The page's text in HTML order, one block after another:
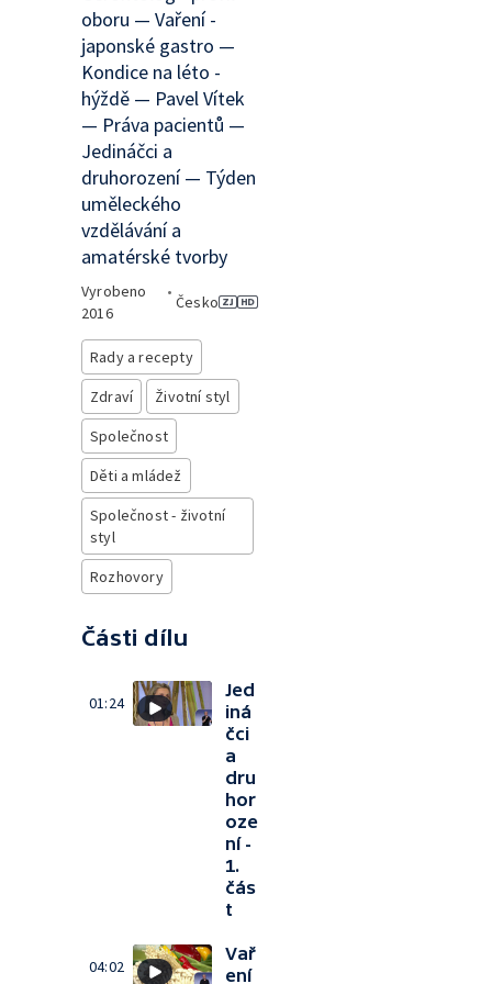
oboru — Vaření -
japonské gastro —
Kondice na léto -
hýždě — Pavel Vítek
— Práva pacientů —
Jedináčci a
druhorození — Týden
uměleckého
vzdělávání a
amatérské tvorby
Vyrobeno
2016
•
Česko
Rady a recepty
Zdraví
Životní styl
Společnost
Děti a mládež
Společnost - životní
styl
Rozhovory
Části dílu
01:24
Jed
iná
čci
a
dru
hor
oze
ní -
1.
čás
t
04:02
Vař
ení